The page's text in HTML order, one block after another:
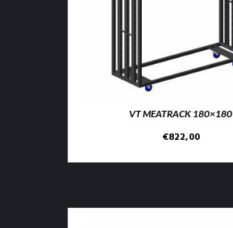
VT MEATRACK 180×180
€822,00